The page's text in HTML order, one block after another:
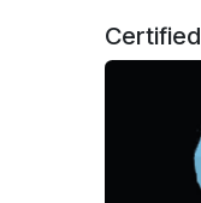
Certified